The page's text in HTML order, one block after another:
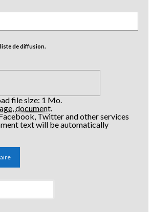
de diffusion.
file size: 1 Mo.
,document.
Twitter and other services
text will be automatically